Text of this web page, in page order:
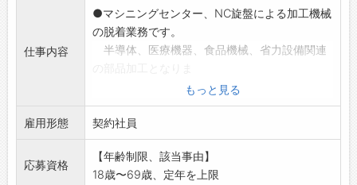
仕事内容
●マシニングセンター、NC旋盤による加工機械
の脱着業務です。
半導体、医療機器、食品機械、省力設備関連
*経験は問いません。機械加工に興味があり技
術を身につけて長
期勤務を考えておられる方を希望します。
経験者の方、やる気
の高い方は相談に応じます。
もっと見る
雇用形態 契約社員
応募資格
【年齢制限、該当事由】
18歳〜69歳、定年を上限